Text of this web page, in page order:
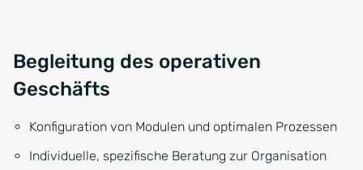
Begleitung des operativen
Geschäfts
Konfiguration von Modulen und optimalen Prozessen
Individuelle, spezifische Beratung zur Organisation